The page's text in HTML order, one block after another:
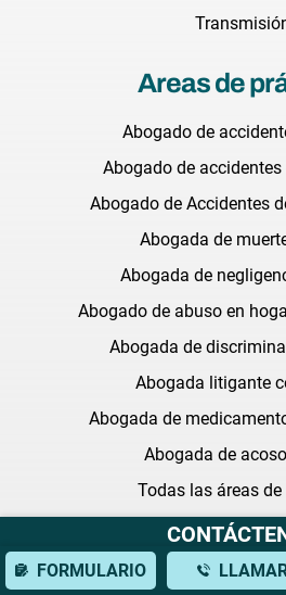
Areas de
Abogado de
Abogado de
Abogado de Accidentes
Abogada de
Abogada de
Abogado de abuso en
Abogada de
Abogada litigante
Abogada de
Abogada de
Todas las áreas
Últimas
FORMULARIO